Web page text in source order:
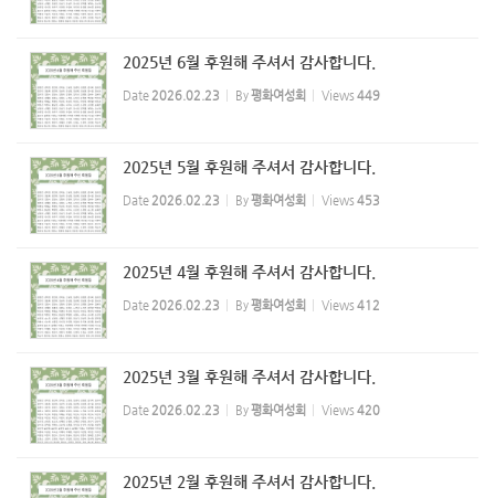
2025년 6월 후원해 주셔서 감사합니다.
Date 2026.02.23 By평화여성회 Views 449
2025년 5월 후원해 주셔서 감사합니다.
Date 2026.02.23 By평화여성회 Views 453
2025년 4월 후원해 주셔서 감사합니다.
Date 2026.02.23 By평화여성회 Views 412
2025년 3월 후원해 주셔서 감사합니다.
Date 2026.02.23 By평화여성회 Views 420
2025년 2월 후원해 주셔서 감사합니다.